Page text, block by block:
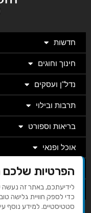
חדשות
חינוך וחוגים
נדל"ן ועסקים
תרבות ובילוי
בריאות וספורט
אוכל ופנאי
מגזין
מערכת
הפרטיות שלכם
כדי לספק חוויית גלישה
סטטיסטיים. למידע נוסף